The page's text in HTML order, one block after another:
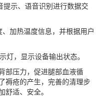
示、语音识别进行数据交
加热温度信息，并根据用户
灯，显示设备输出状态。
部压力，促进腿部血液循
褥疮的产生，完善的清理步
适、安全。